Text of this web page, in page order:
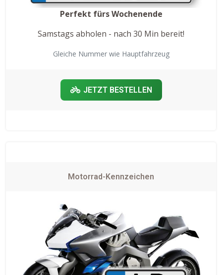
Perfekt fürs Wochenende
Samstags abholen - nach 30 Min bereit!
Gleiche Nummer wie Hauptfahrzeug
JETZT BESTELLEN
Motorrad-Kennzeichen